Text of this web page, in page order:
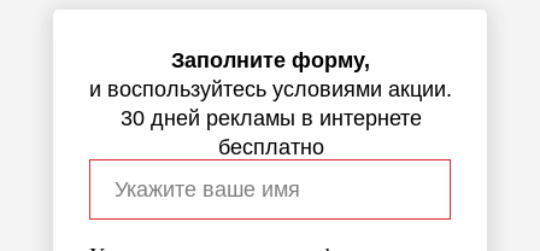
Заполните форму,
и воспользуйтесь условиями акции.
30 дней рекламы в интернете
бесплатно